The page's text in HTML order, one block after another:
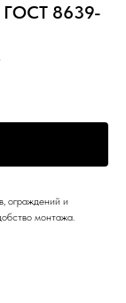
ГОСТ 8639-
ограждений и
монтажа.